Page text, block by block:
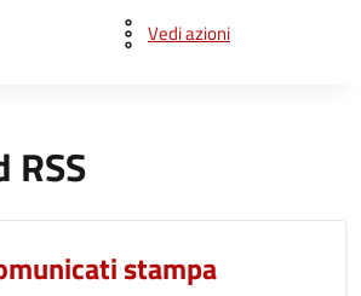
Vedi azioni
stampa